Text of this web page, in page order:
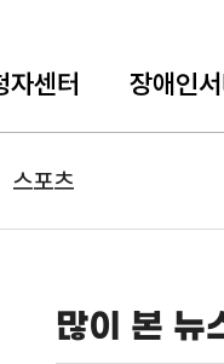
자센터 장애인
스포츠
많이 본 뉴